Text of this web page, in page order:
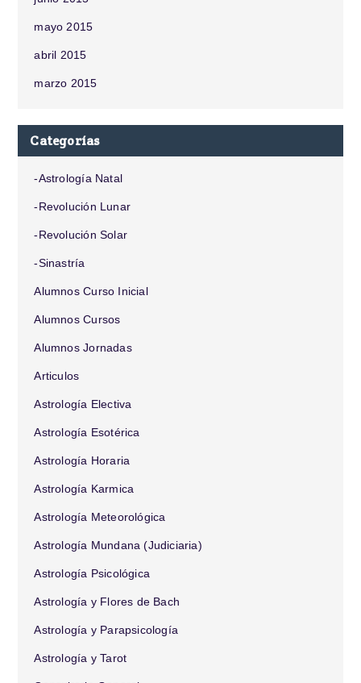
mayo 2015
abril 2015
marzo 2015
Categorías
-Astrología Natal
-Revolución Lunar
-Revolución Solar
-Sinastría
Alumnos Curso Inicial
Alumnos Cursos
Alumnos Jornadas
Articulos
Astrología Electiva
Astrología Esotérica
Astrología Horaria
Astrología Karmica
Astrología Meteorológica
Astrología Mundana (Judiciaria)
Astrología Psicológica
Astrología y Flores de Bach
Astrología y Parapsicología
Astrología y Tarot